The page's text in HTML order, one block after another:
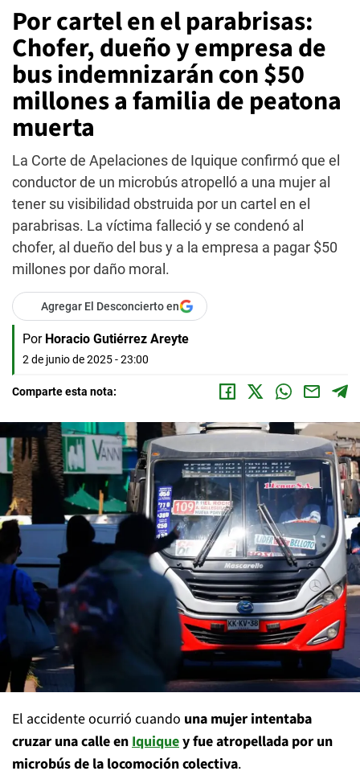
Por cartel en el parabrisas:
Chofer, dueño y empresa de
bus indemnizarán con $50
millones a familia de peatona
muerta
La Corte de Apelaciones de Iquique confirmó que el
conductor de un microbús atropelló a una mujer al
tener su visibilidad obstruida por un cartel en el
parabrisas. La víctima falleció y se condenó al
chofer, al dueño del bus y a la empresa a pagar $50
millones por daño moral.
Agregar El Desconcierto en
Por Horacio Gutiérrez Areyte
2 de junio de 2025 - 23:00
Comparte esta nota:
El accidente ocurrió cuando una mujer intentaba
cruzar una calle en Iquiquey fue atropellada por un
microbús de la locomoción colectiva.